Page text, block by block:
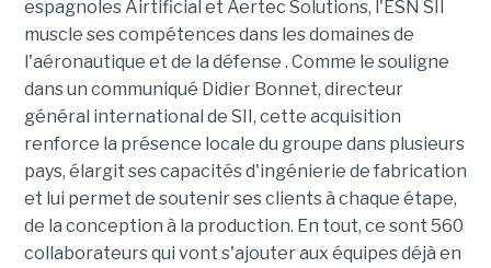
espagnoles Airtificial et Aertec Solutions, l'ESN SII
muscle ses compétences dans les domaines de
l'aéronautique et de la défense . Comme le souligne
dans un communiqué Didier Bonnet, directeur
général international de SII, cette acquisition
renforce la présence locale du groupe dans plusieurs
pays, élargit ses capacités d'ingénierie de fabrication
et lui permet de soutenir ses clients à chaque étape,
de la conception à la production. En tout, ce sont 560
collaborateurs qui vont s'ajouter aux équipes déjà en